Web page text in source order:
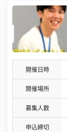
開催日時
開催場所
募集人数
申込締切